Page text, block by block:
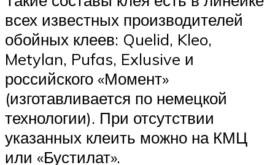
всех известных производителей
обойных клеев: Quelid, Kleo,
Metylan, Pufas, Exlusive и
российского «Момент»
(изготавливается по немецкой
технологии). При отсутствии
указанных клеить можно на КМЦ
или «Бустилат».